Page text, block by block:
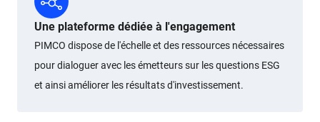
Une plateforme dédiée à l'engagement
PIMCO dispose de l'échelle et des ressources nécessaires
pour dialoguer avec les émetteurs sur les questions ESG
et ainsi améliorer les résultats d'investissement.